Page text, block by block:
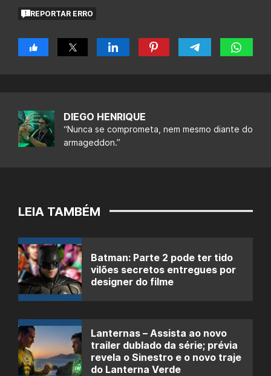
REPORTAR ERRO
DIEGO HENRIQUE
“Nunca se comprometa, nem mesmo diante do
armageddon.”
LEIA TAMBÉM
Batman: Parte 2 pode ter tido
vilões secretos entregues por
designer do filme
Lanternas – Assista ao novo
trailer dublado da série; prévia
revela o Sinestro e o novo traje
do Lanterna Verde